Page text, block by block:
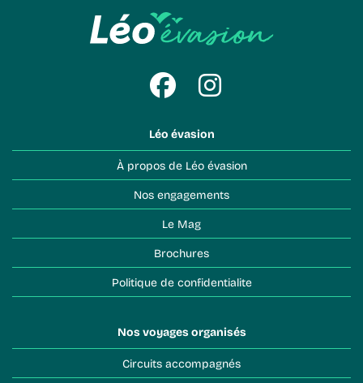
Léo évasion
À propos de Léo évasion
Nos engagements
Le Mag
Brochures
Politique de confidentialite
Nos voyages organisés
Circuits accompagnés